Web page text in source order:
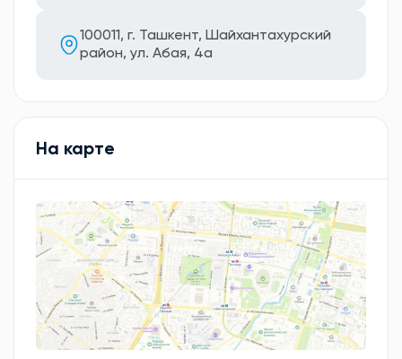
100011, г. Ташкент, Шайхантахурский
район, ул. Абая, 4а
На карте